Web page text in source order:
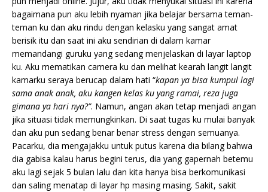
bagaimana pun aku lebih nyaman jika belajar bersama teman-
teman ku dan aku rindu dengan kelasku yang sangat amat
berisik itu dan saat ini aku sendirian di dalam kamar
memandangi guruku yang sedang menjelaskan di layar laptop
ku. Aku mematikan camera ku dan melihat kearah langit langit
kamarku seraya berucap dalam hati “kapan ya bisa kumpul lagi
sama anak anak, aku kangen kelas ku yang ramai, reza juga
gimana ya hari nya?”. Namun, angan akan tetap menjadi angan
jika situasi tidak memungkinkan. Di saat tugas ku mulai banyak
dan aku pun sedang benar benar stress dengan semuanya.
Pacarku, dia mengajakku untuk putus karena dia bilang bahwa
dia gabisa kalau harus begini terus, dia yang gapernah betemu
aku lagi sejak 5 bulan lalu dan kita hanya bisa berkomunikasi
dan saling menatap di layar hp masing masing. Sakit, sakit